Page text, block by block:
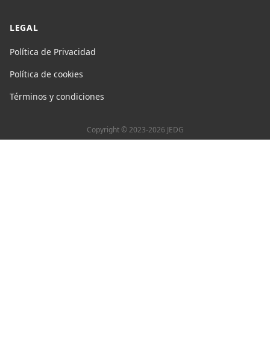
LEGAL
Política de Privacidad
Política de cookies
Términos y condiciones
Copyright © 2023-2026 JEDG